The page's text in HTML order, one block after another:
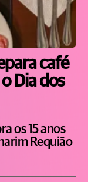
café
Dia dos
os 15 anos
Requião